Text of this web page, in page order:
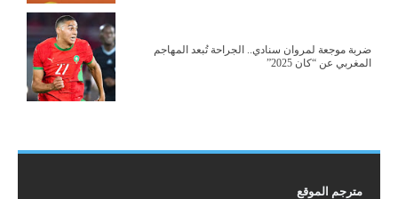
ضربة موجعة لمروان سنادي.. الجراحة تُبعد المهاجم
المغربي عن “كان 2025”
مترجم الموقع